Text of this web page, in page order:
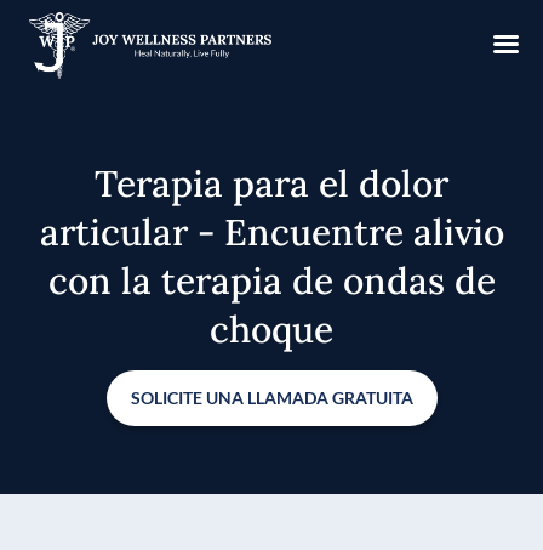
Terapia para el dolor
articular - Encuentre alivio
con la terapia de ondas de
choque
SOLICITE UNA LLAMADA GRATUITA